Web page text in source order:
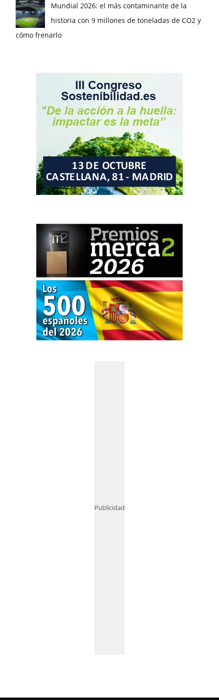
Mundial 2026: el más contaminante de la
historia con 9 millones de toneladas de CO2 y
cómo frenarlo
Publicidad